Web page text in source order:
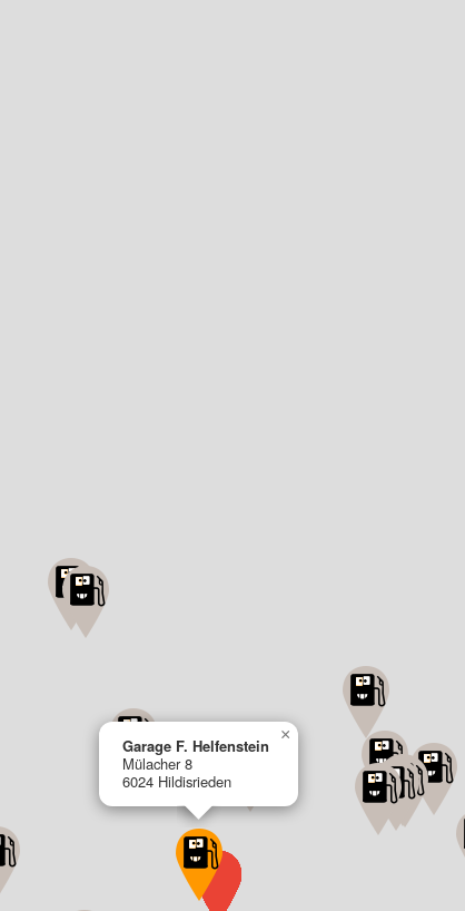
Garage F. Helfenstein
Mülacher 8
6024 Hildisrieden
×